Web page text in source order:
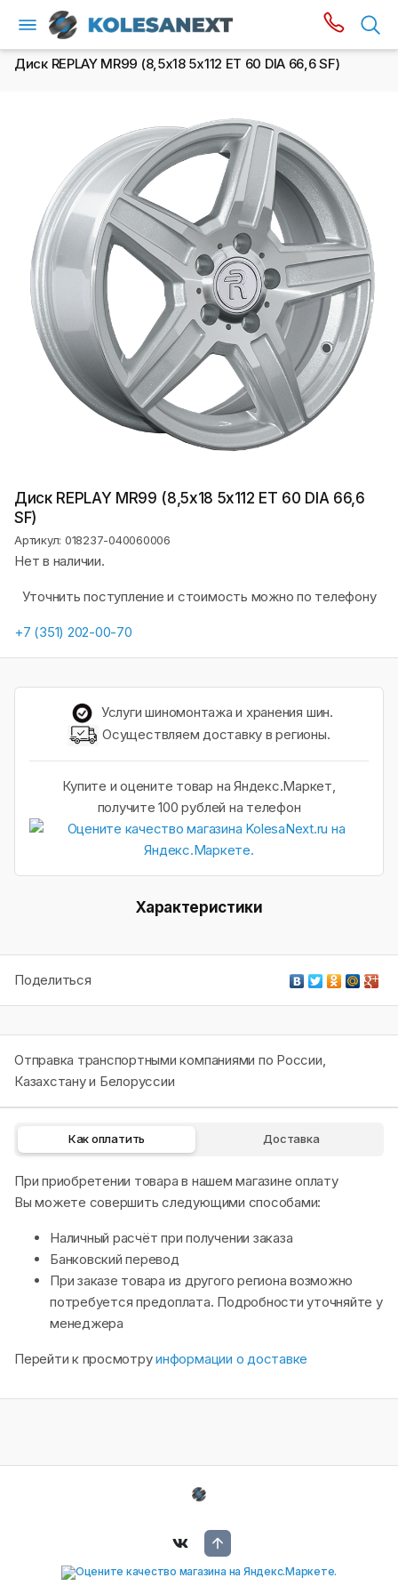
Диск REPLAY MR99 (8,5х18 5x112 ET 60 DIA 66,6 SF)
Диск REPLAY MR99 (8,5х18 5x112 ET 60 DIA 66,6
SF)
Артикул: 018237-040060006
Нет в наличии.
Уточнить поступление и стоимость можно по телефону
+7 (351) 202-00-70
Услуги шиномонтажа и хранения шин.
Осуществляем доставку в регионы.
Купите и оцените товар на Яндекс.Маркет,
получите 100 рублей на телефон
Характеристики
Поделиться
Отправка транспортными компаниями по России,
Казахстану и Белоруссии
Как оплатить Доставка
При приобретении товара в нашем магазине оплату
Вы можете совершить следующими способами:
Наличный расчёт при получении заказа
Банковский перевод
При заказе товара из другого региона возможно
потребуется предоплата. Подробности уточняйте у
менеджера
Перейти к просмотруинформации о доставке